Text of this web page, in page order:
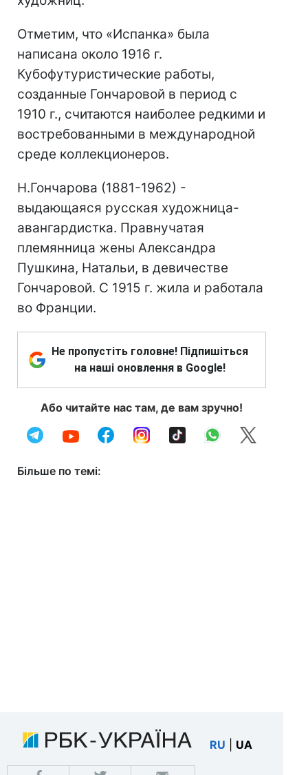
Отметим, что «Испанка» была
написана около 1916 г.
Кубофутуристические работы,
созданные Гончаровой в период с
1910 г., считаются наиболее редкими и
востребованными в международной
среде коллекционеров.
Н.Гончарова (1881-1962) -
выдающаяся русская художница-
авангардистка. Правнучатая
племянница жены Александра
Пушкина, Натальи, в девичестве
Гончаровой. С 1915 г. жила и работала
во Франции.
Не пропустіть головне! Підпишіться
на наші оновлення в Google!
Або читайте нас там, де вам зручно!
Більше по темі:
RU UA